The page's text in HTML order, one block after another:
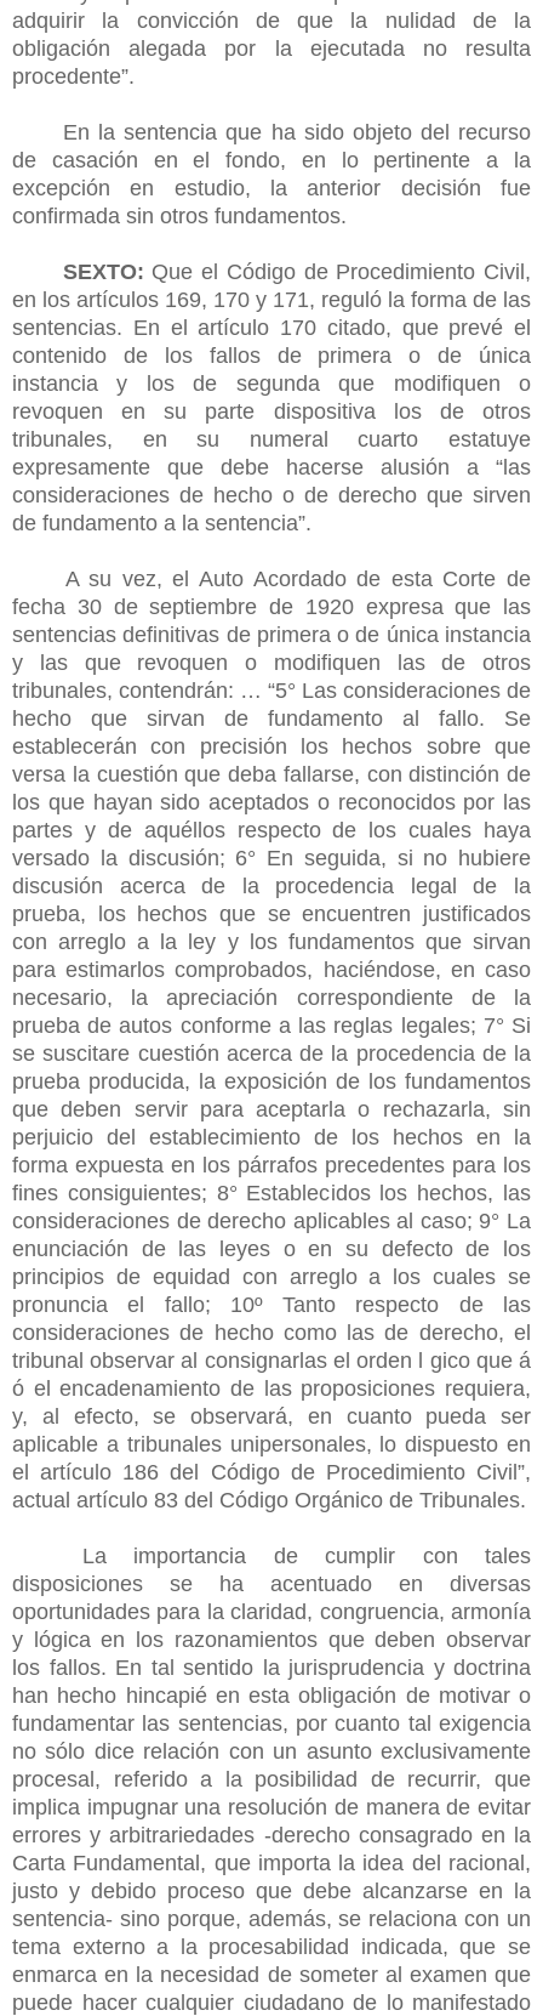
adquirir la convicción de que la nulidad de la
obligación alegada por la ejecutada no resulta
procedente”.
En la sentencia que ha sido objeto del recurso
de casación en el fondo, en lo pertinente a la
excepción en estudio, la anterior decisión fue
confirmada sin otros fundamentos.
SEXTO: Que el Código de Procedimiento Civil,
en los artículos 169, 170 y 171, reguló la forma de las
sentencias. En el artículo 170 citado, que prevé el
contenido de los fallos de primera o de única
instancia y los de segunda que modifiquen o
revoquen en su parte dispositiva los de otros
tribunales, en su numeral cuarto estatuye
expresamente que debe hacerse alusión a “las
consideraciones de hecho o de derecho que sirven
de fundamento a la sentencia”.
A su vez, el Auto Acordado de esta Corte de
fecha 30 de septiembre de 1920 expresa que las
sentencias definitivas de primera o de única instancia
y las que revoquen o modifiquen las de otros
tribunales, contendrán: … “5° Las consideraciones de
hecho que sirvan de fundamento al fallo. Se
establecerán con precisión los hechos sobre que
versa la cuestión que deba fallarse, con distinción de
los que hayan sido aceptados o reconocidos por las
partes y de aquéllos respecto de los cuales haya
versado la discusión; 6° En seguida, si no hubiere
discusión acerca de la procedencia legal de la
prueba, los hechos que se encuentren justificados
con arreglo a la ley y los fundamentos que sirvan
para estimarlos comprobados, haciéndose, en caso
necesario, la apreciación correspondiente de la
prueba de autos conforme a las reglas legales; 7° Si
se suscitare cuestión acerca de la procedencia de la
prueba producida, la exposición de los fundamentos
que deben servir para aceptarla o rechazarla, sin
perjuicio del establecimiento de los hechos en la
forma expuesta en los párrafos precedentes para los
fines consiguientes; 8° Establecidos los hechos, las
consideraciones de derecho aplicables al caso; 9° La
enunciación de las leyes o en su defecto de los
principios de equidad con arreglo a los cuales se
pronuncia el fallo; 10º Tanto respecto de las
consideraciones de hecho como las de derecho, el
tribunal observar al consignarlas el orden l gico que á
ó el encadenamiento de las proposiciones requiera,
y, al efecto, se observará, en cuanto pueda ser
aplicable a tribunales unipersonales, lo dispuesto en
el artículo 186 del Código de Procedimiento Civil”,
actual artículo 83 del Código Orgánico de Tribunales.
La importancia de cumplir con tales
disposiciones se ha acentuado en diversas
oportunidades para la claridad, congruencia, armonía
y lógica en los razonamientos que deben observar
los fallos. En tal sentido la jurisprudencia y doctrina
han hecho hincapié en esta obligación de motivar o
fundamentar las sentencias, por cuanto tal exigencia
no sólo dice relación con un asunto exclusivamente
procesal, referido a la posibilidad de recurrir, que
implica impugnar una resolución de manera de evitar
errores y arbitrariedades -derecho consagrado en la
Carta Fundamental, que importa la idea del racional,
justo y debido proceso que debe alcanzarse en la
sentencia- sino porque, además, se relaciona con un
tema externo a la procesabilidad indicada, que se
enmarca en la necesidad de someter al examen que
puede hacer cualquier ciudadano de lo manifestado